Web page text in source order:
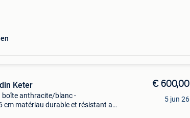
Keter
boîte anthracite/blanc -
cm matériau durable et résistant aux
€ 600,00
5 jun 26